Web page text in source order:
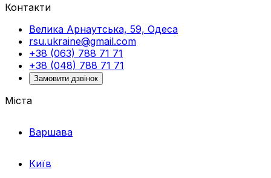
Контакти
Велика Арнаутська, 59, Одеса
rsu.ukraine@gmail.com
+38 (063) 788 71 71
+38 (048) 788 71 71
Замовити дзвінок
Міста
Варшава
Київ